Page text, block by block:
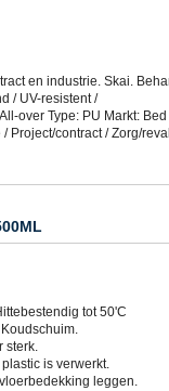
en industrie. Skai.
/ UV-resistent /
over Type: PU Markt: Bed
Project/contract / Zorg/
tot 50'C
sterk.
is verwerkt.
leggen.